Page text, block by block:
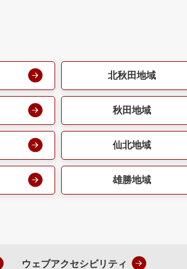
北秋田地域
秋田地域
仙北地域
雄勝地域
ウェブアクセシビリティ